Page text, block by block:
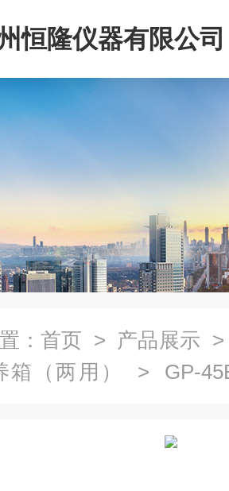
恒隆仪器有限公司
： 首页 > 产品展示
箱（两用）
> GP-